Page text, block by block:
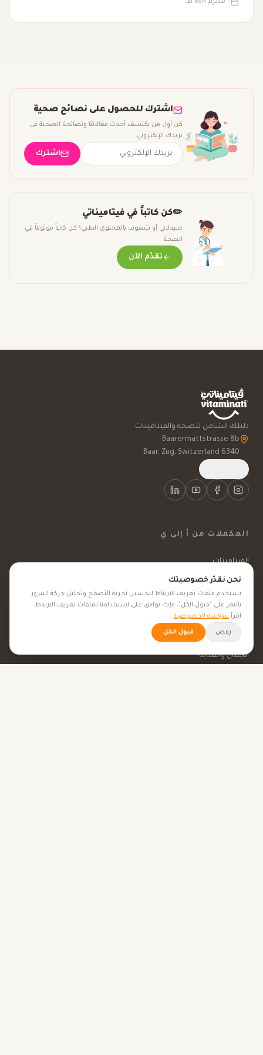
٢ محرم ١٤٤٨ هـ
اشترك للحصول على نصائح صحية
كن أول من يكتشف أحدث مقالاتنا ونصائحنا الصحية في
بريدك الإلكتروني
اشترك
✏️كن كاتباً في فيتاميناتي
صيدلاني أو شغوف بالمحتوى الطبي؟ كن كاتباً موثوقاً في
الصحة
تقدّم الآن
دليلك الشامل للصحة والفيتامينات
6340 Baar, Zug, Switzerland
المكملات من أ إلى ي
الفيتامينات
المعادن
المكملات الغذائية
الأعشاب الطبية
الجمال والعناية
نحن نقدّر خصوصيتك
نستخدم ملفات تعريف الارتباط لتحسين تجربة التصفح وتحليل حركة المرور.
بالنقر على "قبول الكل"، فإنك توافق على استخدامنا لملفات تعريف الارتباط.
اقرأ سياسة الخصوصية
رفض قبول الكل